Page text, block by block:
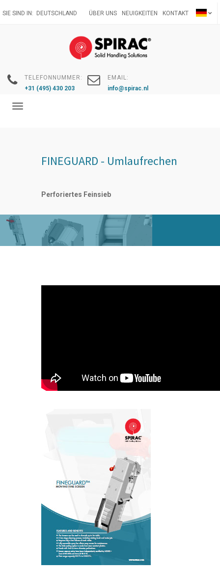
zum
SIE SIND IN: DEUTSCHLAND ÜBER UNS NEUIGKEITEN KONTAKT
TELEFONNUMMER:
+31 (495) 430 203
EMAIL:
info@spirac.nl
Toggle
FINEGUARD - Umlaufrechen
Perforiertes Feinsieb